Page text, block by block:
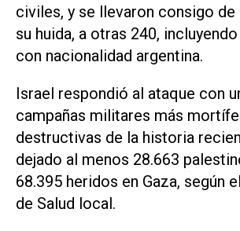
civiles, y se llevaron consigo de
su huida, a otras 240,
con nacionalidad argentina.
Israel respondió al ataque con
campañas militares más
destructivas de la historia
dejado al menos 28.663
68.395 heridos en Gaza, según
de Salud local.